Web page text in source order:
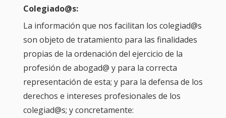
Colegiado@s:
La información que nos facilitan los colegiad@s
son objeto de tratamiento para las finalidades
propias de la ordenación del ejercicio de la
profesión de abogad@ y para la correcta
representación de esta; y para la defensa de los
derechos e intereses profesionales de los
colegiad@s; y concretamente: